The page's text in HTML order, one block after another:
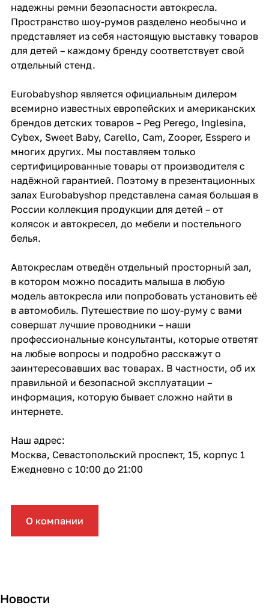
надежны ремни безопасности автокресла.
Пространство шоу-румов разделено необычно и
представляет из себя настоящую выставку товаров
для детей – каждому бренду соответствует свой
отдельный стенд.
Eurobabyshop является официальным дилером
всемирно известных европейских и американских
брендов детских товаров – Peg Perego, Inglesina,
Cybex, Sweet Baby, Carello, Cam, Zooper, Esspero и
многих других. Мы поставляем только
сертифицированные товары от производителя с
надёжной гарантией. Поэтому в презентационных
залах Eurobabyshop представлена самая большая в
России коллекция продукции для детей – от
колясок и автокресел, до мебели и постельного
белья.
Автокреслам отведён отдельный просторный зал,
в котором можно посадить малыша в любую
модель автокресла или попробовать установить её
в автомобиль. Путешествие по шоу-руму с вами
совершат лучшие проводники – наши
профессиональные консультанты, которые ответят
на любые вопросы и подробно расскажут о
заинтересовавших вас товарах. В частности, об их
правильной и безопасной эксплуатации –
информация, которую бывает сложно найти в
интернете.
Наш адрес:
Москва, Севастопольский проспект, 15, корпус 1
Ежедневно с 10:00 до 21:00
О компании
Новости